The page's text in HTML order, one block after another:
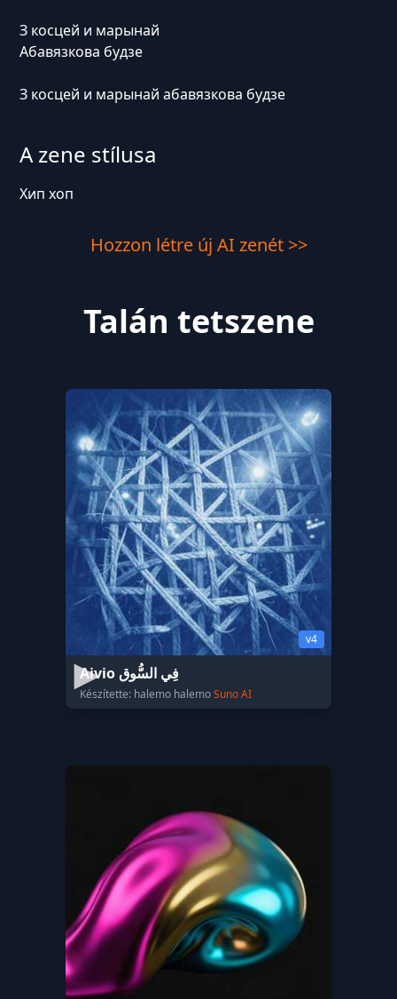
З косцей и марынай
Абавязкова будзе
З косцей и марынай абавязкова будзе
A zene stílusa
Хип хоп
Hozzon létre új AI zenét >>
Talán tetszene
v4
Aivio فِي السُّوق
Készítette: halemo halemoSuno AI